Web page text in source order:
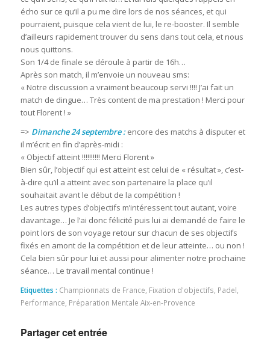
écho sur ce qu’il a pu me dire lors de nos séances, et qui
pourraient, puisque cela vient de lui, le re-booster. Il semble
d’ailleurs rapidement trouver du sens dans tout cela, et nous
nous quittons.
Son 1/4 de finale se déroule à partir de 16h…
Après son match, il m’envoie un nouveau sms:
« Notre discussion a vraiment beaucoup servi !!!! J’ai fait un
match de dingue… Très content de ma prestation ! Merci pour
tout Florent ! »
=> Dimanche 24 septembre :encore des matchs à disputer et
il m’écrit en fin d’après-midi :
« Objectif atteint !!!!!!!!!! Merci Florent »
Bien sûr, l’objectif qui est atteint est celui de « résultat », c’est-
à-dire qu’il a atteint avec son partenaire la place qu’il
souhaitait avant le début de la compétition !
Les autres types d’objectifs m’intéressent tout autant, voire
davantage… Je l’ai donc félicité puis lui ai demandé de faire le
point lors de son voyage retour sur chacun de ses objectifs
fixés en amont de la compétition et de leur atteinte… ou non !
Cela bien sûr pour lui et aussi pour alimenter notre prochaine
séance… Le travail mental continue !
Etiquettes : Championnats de France Fixation d'objectifs Padel
Performance Préparation Mentale Aix-en-Provence
Partager cet entrée